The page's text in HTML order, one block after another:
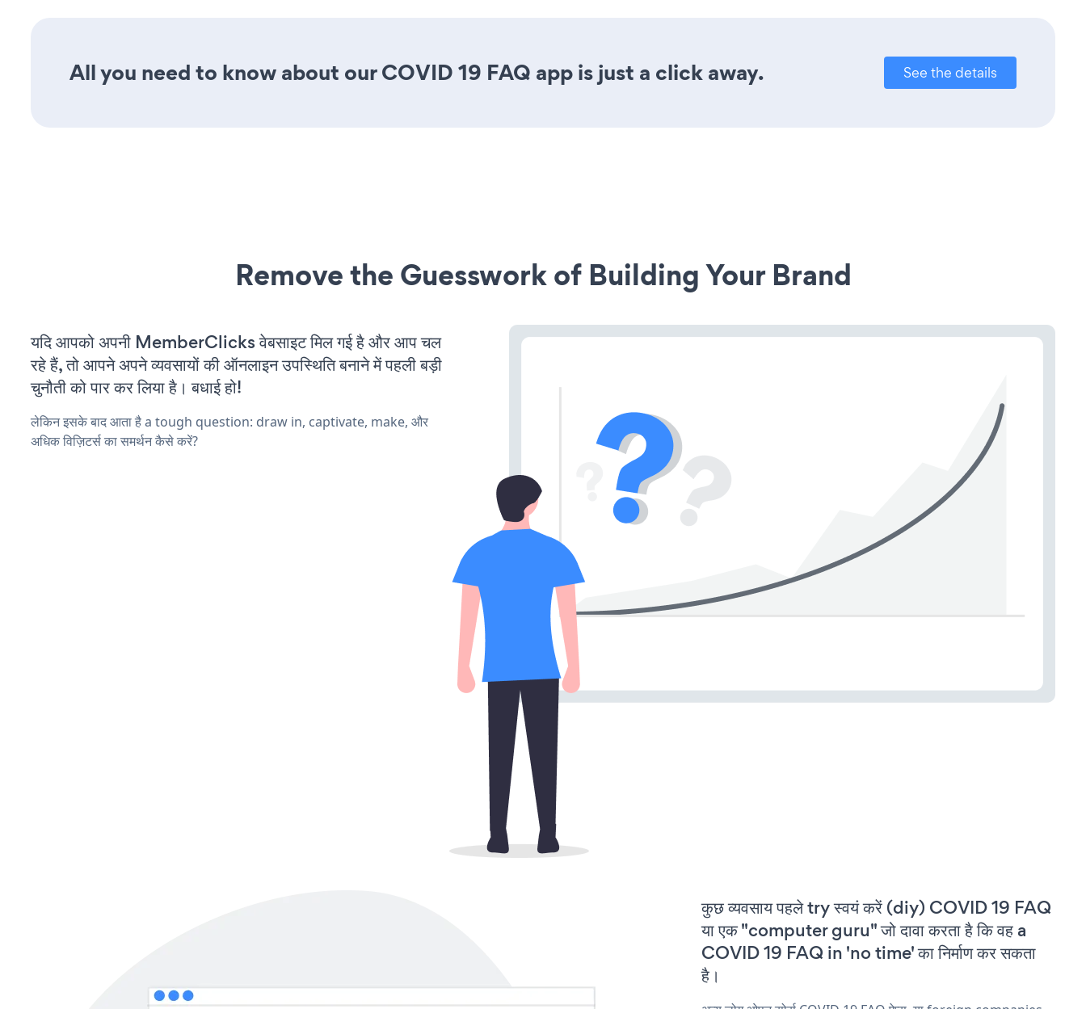
All you need to know about our COVID 19 FAQ app is just a click away. See the details
Remove the Guesswork of Building Your Brand
यदि आपको अपनी MemberClicks वेबसाइट मिल गई है और आप चल
रहे हैं, तो आपने अपने व्यवसायों की ऑनलाइन उपस्थिति बनाने में पहली बड़ी
चुनौती को पार कर लिया है। बधाई हो!
लेकिन इसके बाद आता है a tough question: draw in, captivate, make, और
अधिक विज़िटर्स का समर्थन कैसे करें?
कुछ व्यवसाय पहले try स्वयं करें (diy) COVID 19 FAQ
या एक "computer guru" जो दावा करता है कि वह a
COVID 19 FAQ in 'no time' का निर्माण कर सकता
है।